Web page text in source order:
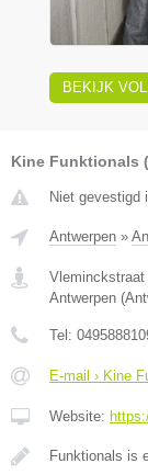
BEKIJK
Kine Funktionals
Niet gevestigd
Antwerpen »
Vleminckstraat
Antwerpen (
Tel:
E-mail › Kine
Website:
Funktionals is